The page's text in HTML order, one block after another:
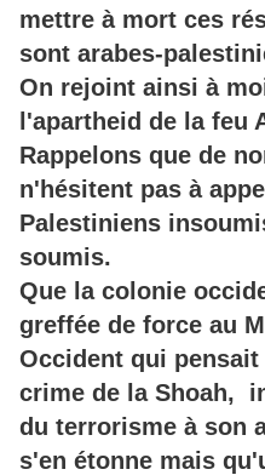
mettre à mort ces
sont arabes-
On rejoint ainsi à
l'apartheid de la feu
Rappelons que de
n'hésitent pas à
Palestiniens
soumis.
Que la colonie
greffée de force au
Occident qui
crime de la Shoah,
du terrorisme à son
s'en étonne mais